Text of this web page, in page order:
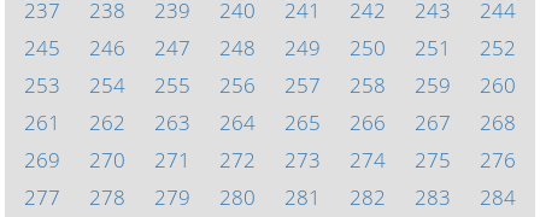
237
238 239 240 241 242 243
244
245
246 247 248 249 250 251
252
253
254 255 256 257 258 259
260
261
262 263 264 265 266 267
268
269
270 271 272 273 274 275
276
277
278 279 280 281 282 283
284